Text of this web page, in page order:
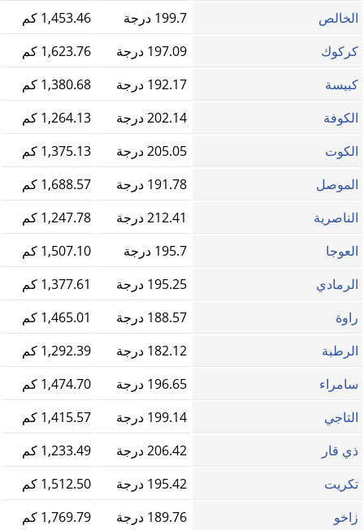
الخالص
199.7 درجة
1,453.46 كم
كركوك
197.09 درجة
1,623.76 كم
كبيسة
192.17 درجة
1,380.68 كم
الكوفة
202.14 درجة
1,264.13 كم
الكوت
205.05 درجة
1,375.13 كم
الموصل
191.78 درجة
1,688.57 كم
الناصرية
212.41 درجة
1,247.78 كم
العوجا
195.7 درجة
1,507.10 كم
الرمادي
195.25 درجة
1,377.61 كم
راوة
188.57 درجة
1,465.01 كم
الرطبة
182.12 درجة
1,292.39 كم
سامراء
196.65 درجة
1,474.70 كم
التاجي
199.14 درجة
1,415.57 كم
ذي قار
206.42 درجة
1,233.49 كم
تكريت
195.42 درجة
1,512.50 كم
زاخو
189.76 درجة
1,769.79 كم